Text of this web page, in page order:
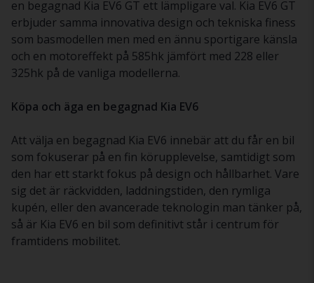
en begagnad Kia EV6 GT ett lämpligare val. Kia EV6 GT
erbjuder samma innovativa design och tekniska finess
som basmodellen men med en ännu sportigare känsla
och en motoreffekt på 585hk jämfört med 228 eller
325hk på de vanliga modellerna.
Köpa och äga en begagnad Kia EV6
Att välja en begagnad Kia EV6 innebär att du får en bil
som fokuserar på en fin körupplevelse, samtidigt som
den har ett starkt fokus på design och hållbarhet. Vare
sig det är räckvidden, laddningstiden, den rymliga
kupén, eller den avancerade teknologin man tänker på,
så är Kia EV6 en bil som definitivt står i centrum för
framtidens mobilitet.